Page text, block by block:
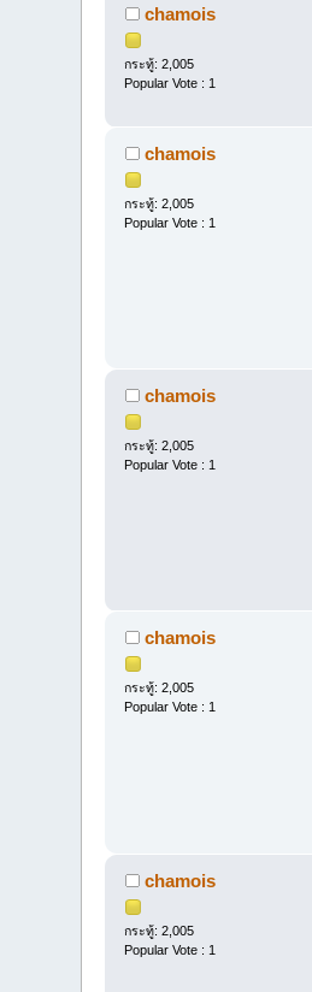
chamois
กระทู้: 2,005
Popular Vote : 1
chamois
กระทู้: 2,005
Popular Vote : 1
chamois
กระทู้: 2,005
Popular Vote : 1
chamois
กระทู้: 2,005
Popular Vote : 1
chamois
กระทู้: 2,005
Popular Vote : 1